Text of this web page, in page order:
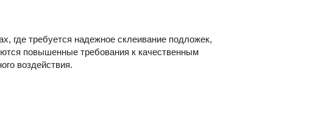
где требуется надежное склеивание подложек,
повышенные требования к качественным
воздействия.